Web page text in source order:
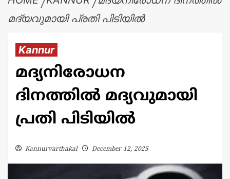
മദ്യവുമായി പ്രതി പിടിയിൽ
Kannur
മദ്യനിരോധന
ദിനത്തിൽ മദ്യവുമായി
പ്രതി പിടിയിൽ
Kannurvarthakal December 12, 2025